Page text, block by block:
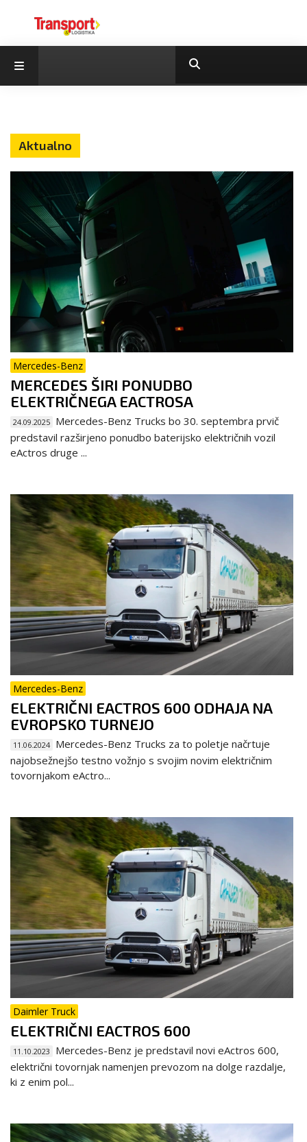
Aktualno
Mercedes-Benz
MERCEDES ŠIRI PONUDBO
ELEKTRIČNEGA EACTROSA
24.09.2025 Mercedes-Benz Trucks bo 30. septembra prvič
predstavil razširjeno ponudbo baterijsko električnih vozil
eActros druge ...
Mercedes-Benz
ELEKTRIČNI EACTROS 600 ODHAJA NA
EVROPSKO TURNEJO
11.06.2024 Mercedes-Benz Trucks za to poletje načrtuje
najobsežnejšo testno vožnjo s svojim novim električnim
tovornjakom eActro...
Daimler Truck
ELEKTRIČNI EACTROS 600
11.10.2023
Mercedes-Benz je predstavil novi eActros 600,
električni tovornjak namenjen prevozom na dolge razdalje,
ki z enim pol...